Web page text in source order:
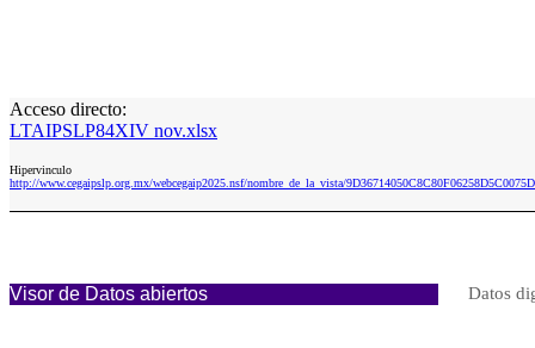
Acceso directo:
LTAIPSLP84XIV nov.xlsx
Hipervinculo
http://www.cegaipslp.org.mx/webcegaip2025.nsf/nombre_de_la_vista/
Visor de Datos abiertos Datos